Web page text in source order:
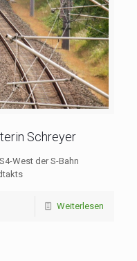
Schreyer
West der S-Bahn
Weiterlesen